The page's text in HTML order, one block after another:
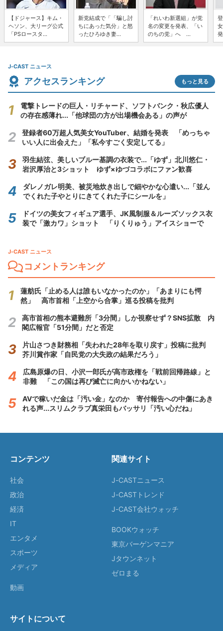
【ドジャース】キム・
ヘソン、大リーグ公式
「PSロースタ...
新党結成で「「騙し討
ちにあった気分」と怒
ったひろゆき妻...
「れいわ新選組」が党
名の変更を発表、「い
のちの党」へ ...
J-CAST ニュース
アクセスランキング もっと見る
電撃トレードの巨人・リチャード、ソフトバンク・秋広優人
の存在感薄れ...「他球団の方が出場機会ある」の声が
登録者60万超人気美女YouTuber、結婚を発表 「めっちゃ
いい人に出会えた」「私今すごく安定してる」
羽生結弦、美しいブルー基調の衣装で...「ゆず」北川悠仁・
岩沢厚治と3ショット ゆず×ゆづコラボにファン歓喜
ダレノガレ明美、被災地炊き出しで細やかな心遣い...「並ん
でくれた子やとりにきてくれた子にシールを」
ドイツの美女フィギュア選手、JK風制服＆ルーズソックス衣
装で「激カワ」ショット 「りくりゅう」アイスショーで
J-CAST ニュース
コメントランキング
蓮舫氏「止める人は誰もいなかったのか」「あまりにも愕
然」 高市首相「上空から合掌」巡る投稿を批判
高市首相の熊本避難所「3分間」しか視察せず？SNS拡散 内
閣広報官「51分間」だと否定
片山さつき財務相「失われた28年を取り戻す」投稿に批判
芥川賞作家「自民党の大失政の結果だろう」
広島原爆の日、小沢一郎氏が高市政権を「戦前回帰路線」と
非難 「この国は再び滅亡に向かいかねない」
AVで稼いだ金は「汚い金」なのか 寄付報告への中傷にあき
れる声...スリムクラブ真栄田もバッサリ「汚い心だね」
コンテンツ
社会
政治
経済
IT
エンタメ
スポーツ
メディア
動画
関連サイト
J-CASTニュース
J-CASTトレンド
J-CAST会社ウォッチ
BOOKウォッチ
東京バーゲンマニア
Jタウンネット
ゼロまる
サイトについて